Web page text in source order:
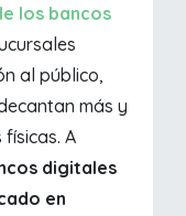
los bancos
al público,
más y
A
digitales
en